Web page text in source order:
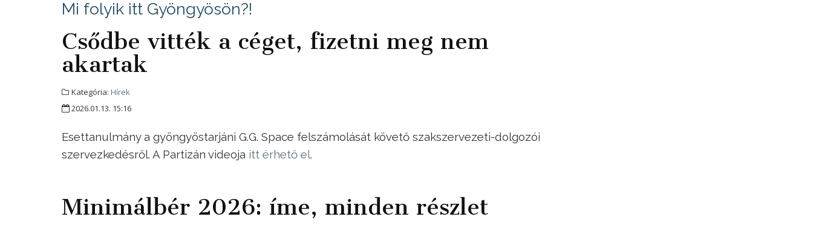
Mi folyik itt Gyöngyösön?!
Csődbe vitték a céget, fizetni meg nem
akartak
Kategória: Hírek
2026.01.13. 15:16
Esettanulmány a gyöngyöstarjáni G.G. Space felszámolását követő szakszervezeti-dolgozói
szervezkedésről. A Partizán videoja itt érhető el.
Minimálbér 2026: íme, minden részlet